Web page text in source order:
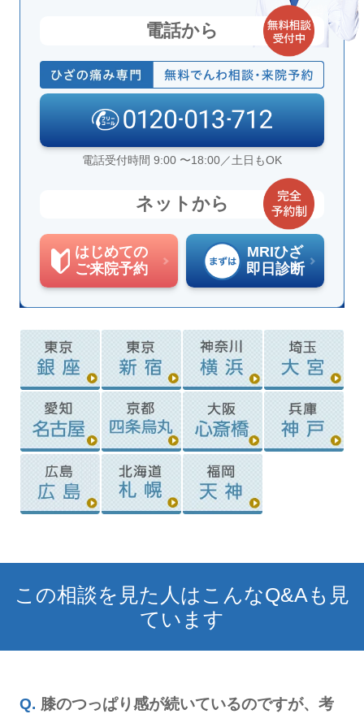
電話から
電話受付時間 9:00 〜18:00／土日もOK
ネットから
はじめての
ご来院予約
MRIひざ
即日診断
この相談を見た人はこんなQ&Aも見
ています
膝のつっぱり感が続いているのですが、考